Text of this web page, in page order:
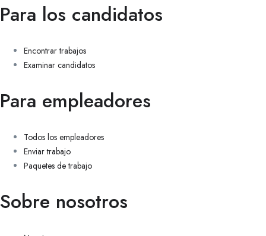
Para los candidatos
Encontrar trabajos
Examinar candidatos
Para empleadores
Todos los empleadores
Enviar trabajo
Paquetes de trabajo
Sobre nosotros